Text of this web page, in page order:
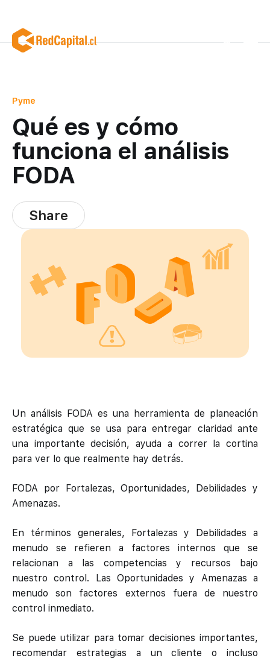
Pyme
Qué es y cómo
funciona el análisis
FODA
Share
Un análisis FODA es una herramienta de planeación
estratégica que se usa para entregar claridad ante
una importante decisión, ayuda a correr la cortina
para ver lo que realmente hay detrás.
FODA por Fortalezas, Oportunidades, Debilidades y
Amenazas.
En términos generales, Fortalezas y Debilidades a
menudo se refieren a factores internos que se
relacionan a las competencias y recursos bajo
nuestro control. Las Oportunidades y Amenazas a
menudo son factores externos fuera de nuestro
control inmediato.
Se puede utilizar para tomar decisiones importantes,
recomendar estrategias a un cliente o incluso